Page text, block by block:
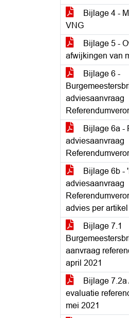
Bijlage 4 -
VNG
Bijlage 5 -
afwijkingen van
Bijlage 6 -
adviesaanvraag
Bijlage 6a -
adviesaanvraag
Bijlage 6b -
adviesaanvraag
advies per artikel
Bijlage 7.1
aanvraag
april 2021
Bijlage
evaluatie
mei 2021